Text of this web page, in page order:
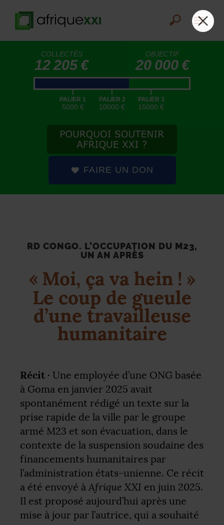
COLLECTÉS
12 205 €
OBJECTIF
20 000 €
|
PALIER 1
5000 €
|
PALIER 2
10000 €
|
PALIER 3
15000 €
FAIRE UN DON
RD CONGO. L’OCCUPATION DU M23,
UN AN APRÈS
« Moi, ça va hein ! »
Le coup de gueule
d’une travailleuse
humanitaire
Récit · Une employée d’une ONG basée
à Goma en janvier 2025 avait
spontanément rédigé un texte sur la
prise rapide de la ville par le groupe
armé M23 et son évacuation, dans le
contexte de la suspension soudaine des
financements humanitaires par
l’administration états-unienne. Ce récit
a été envoyé à Afrique XXI en juin 2025.
Il est proposé aujourd’hui après une
mise à jour par l’autrice, qui a souhaité